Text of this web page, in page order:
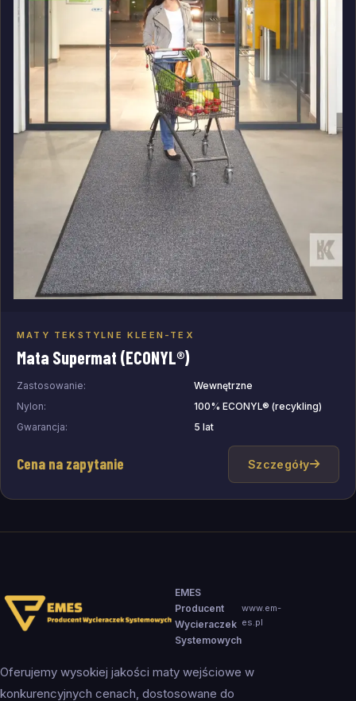
MATY TEKSTYLNE KLEEN-TEX
Mata Supermat (ECONYL®)
Zastosowanie:
Wewnętrzne
Nylon:
100% ECONYL® (recykling)
Gwarancja:
5 lat
Cena na zapytanie Szczegóły
EMES
Producent
Wycieraczek
Systemowych
www.em-
es.pl
Oferujemy wysokiej jakości maty wejściowe w
konkurencyjnych cenach, dostosowane do